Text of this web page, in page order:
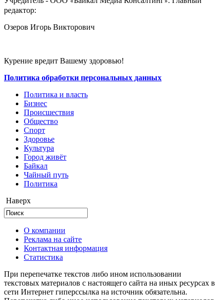
редактор:
Озеров Игорь Викторович
Курение вредит Вашему здоровью!
Политика обработки персональных данных
Политика и власть
Бизнес
Происшествия
Общество
Cпорт
Здоровье
Культура
Город живёт
Байкал
Чайный путь
Политика
Наверх
О компании
Реклама на сайте
Контактная информация
Статистика
При перепечатке текстов либо ином использовании
текстовых материалов с настоящего сайта на иных ресурсах в
сети Интернет гиперссылка на источник обязательна.